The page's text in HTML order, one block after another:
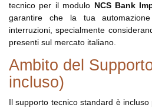
tecnico per il modulo NCS Bank
garantire che la tua
interruzioni, specialmente
presenti sul mercato italiano.
Ambito del
incluso)
Il supporto tecnico standard è incluso